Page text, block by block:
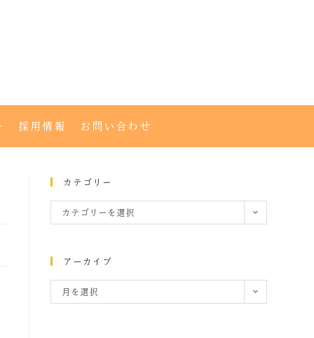
採用情報 お問い合わせ
カテゴリー
カテゴリーを選択
アーカイブ
月を選択